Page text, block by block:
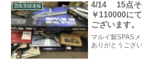
買取実績速報
4/14 15点そ
￥110000に
ございます。
マルイ製SPAS
ありがとうござ